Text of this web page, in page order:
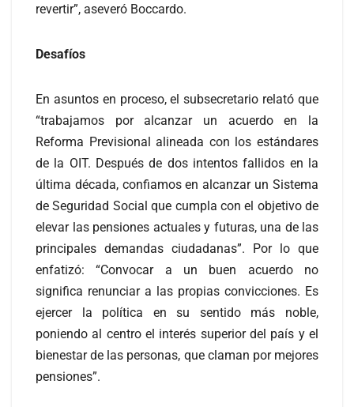
revertir”, aseveró Boccardo.
Desafíos
En asuntos en proceso, el subsecretario relató que
“trabajamos por alcanzar un acuerdo en la
Reforma Previsional alineada con los estándares
de la OIT. Después de dos intentos fallidos en la
última década, confiamos en alcanzar un Sistema
de Seguridad Social que cumpla con el objetivo de
elevar las pensiones actuales y futuras, una de las
principales demandas ciudadanas”. Por lo que
enfatizó: “Convocar a un buen acuerdo no
significa renunciar a las propias convicciones. Es
ejercer la política en su sentido más noble,
poniendo al centro el interés superior del país y el
bienestar de las personas, que claman por mejores
pensiones”.